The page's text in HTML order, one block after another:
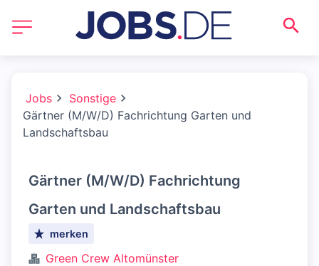
Jobs
Sonstige
Gärtner (M/W/D) Fachrichtung Garten und
Landschaftsbau
Gärtner (M/W/D) Fachrichtung
Garten und Landschaftsbau
merken
Green Crew Altomünster